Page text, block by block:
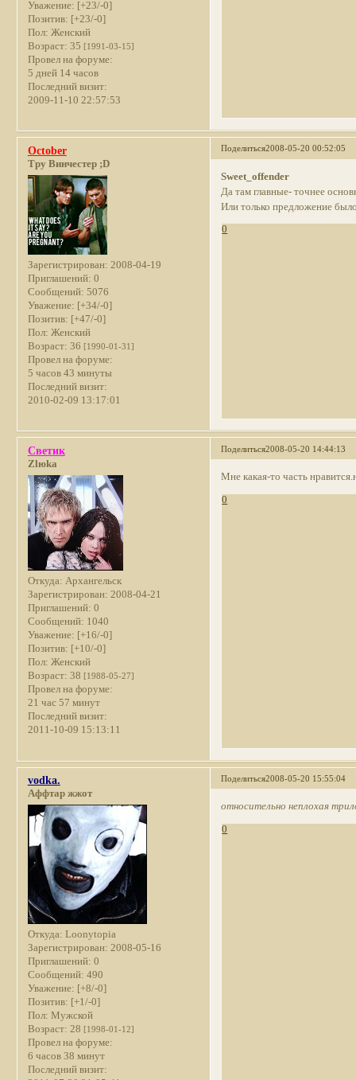
Уважение: [+23/-0]
Позитив: [+23/-0]
Пол: Женский
Возраст: 35 [1991-03-15]
Провел на форуме:
5 дней 14 часов
Последний визит:
2009-11-10 22:57:53
Поделиться2008-05-20 00:52:05
October
Тру Винчестер ;D
Зарегистрирован: 2008-04-19
Приглашений: 0
Сообщений: 5076
Уважение: [+34/-0]
Позитив: [+47/-0]
Пол: Женский
Возраст: 36 [1990-01-31]
Провел на форуме:
5 часов 43 минуты
Последний визит:
2010-02-09 13:17:01
Sweet_offender
Да там главные- точнее
Или только предложение
0
Поделиться2008-05-20 14:44:13
Светик
Zlюka
Откуда: Архангельск
Зарегистрирован: 2008-04-21
Приглашений: 0
Сообщений: 1040
Уважение: [+16/-0]
Позитив: [+10/-0]
Пол: Женский
Возраст: 38 [1988-05-27]
Провел на форуме:
21 час 57 минут
Последний визит:
2011-10-09 15:13:11
Мне какая-то часть
0
Поделиться2008-05-20 15:55:04
vodka.
Аффтар жжот
Откуда: Loonytopia
Зарегистрирован: 2008-05-16
Приглашений: 0
Сообщений: 490
Уважение: [+8/-0]
Позитив: [+1/-0]
Пол: Мужской
Возраст: 28 [1998-01-12]
Провел на форуме:
6 часов 38 минут
Последний визит:
относительно неплохая
0